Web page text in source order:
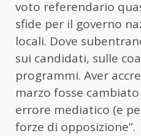
voto referendario
sfide per il governo
locali. Dove
sui candidati, sulle
programmi. Aver
marzo fosse
errore mediatico (e
forze di opposizione”.